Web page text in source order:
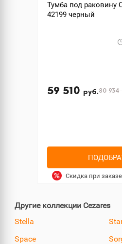
Тумба под раковину
42199 черный
59 510 руб.80 934
Скидка при
Другие коллекции Cezares
Stella
Space